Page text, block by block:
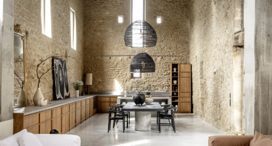
Appartement Design Cabanes
Decoration Noël
Design Suédois En Quelques Photos
Idées Déco En 10 Photos
La Semaine Décoration Et Design
Maison En Ville
Méli-Mélo Suédois
Publi Reportage
Tendance
Interieurs Scandinaves
La Décoration Selon Votre Signe Astrologique
Les Trouvailles Déco Du Jour
Loft
Maison Appartement Écologique